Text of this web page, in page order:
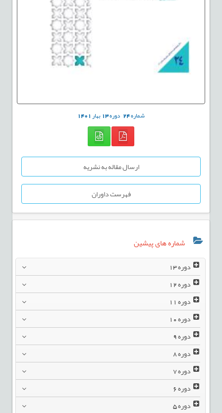
شماره24 دوره13بهار1401
ارسال مقاله به نشریه
فهرست داوران
شماره های پیشین
دوره13
دوره12
دوره11
دوره10
دوره9
دوره8
دوره7
دوره6
دوره5